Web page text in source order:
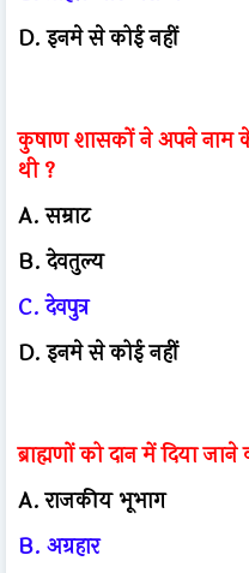
D. इनमे से कोई नहीं
कुषाण शासकों ने अपने नाम
थी ?
A. सम्राट
B. देवतुल्य
C. देवपुत्र
D. इनमे से कोई नहीं
ब्राह्मणों को दान में दिया
A. राजकीय भूभाग
B. अग्रहार